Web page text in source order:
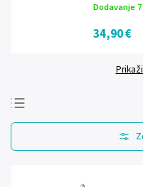
Dodavanje
34,90 €
Najprodavanije
Najjeftinije